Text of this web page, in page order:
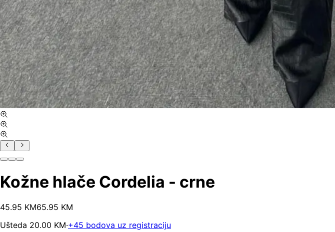
Kožne hlače Cordelia - crne
45.95 KM65.95 KM
Ušteda 20.00 KM·+45 bodova uz registraciju